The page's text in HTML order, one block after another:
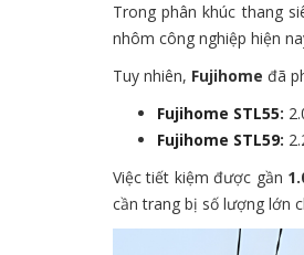
Trong phân khúc thang
nhôm công nghiệp hiện
Tuy nhiên, Fujihome đã
Fujihome STL55:
Fujihome STL59:
Việc tiết kiệm được gần
cần trang bị số lượng lớn